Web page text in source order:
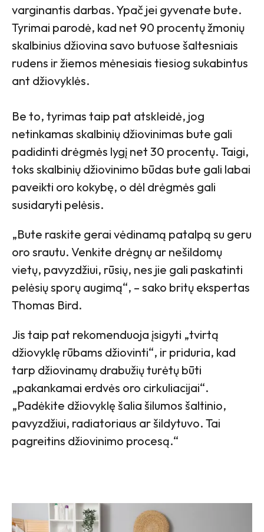
varginantis darbas. Ypač jei gyvenate bute.
Tyrimai parodė, kad net 90 procentų žmonių
skalbinius džiovina savo butuose šaltesniais
rudens ir žiemos mėnesiais tiesiog sukabintus
ant džiovyklės.
Be to, tyrimas taip pat atskleidė, jog
netinkamas skalbinių džiovinimas bute gali
padidinti drėgmės lygį net 30 procentų. Taigi,
toks skalbinių džiovinimo būdas bute gali labai
paveikti oro kokybę, o dėl drėgmės gali
susidaryti pelėsis.
„Bute raskite gerai vėdinamą patalpą su geru
oro srautu. Venkite drėgnų ar nešildomų
vietų, pavyzdžiui, rūsių, nes jie gali paskatinti
pelėsių sporų augimą“, – sako britų ekspertas
Thomas Bird.
Jis taip pat rekomenduoja įsigyti „tvirtą
džiovyklę rūbams džiovinti“, ir priduria, kad
tarp džiovinamų drabužių turėtų būti
„pakankamai erdvės oro cirkuliacijai“.
„Padėkite džiovyklę šalia šilumos šaltinio,
pavyzdžiui, radiatoriaus ar šildytuvo. Tai
pagreitins džiovinimo procesą.“